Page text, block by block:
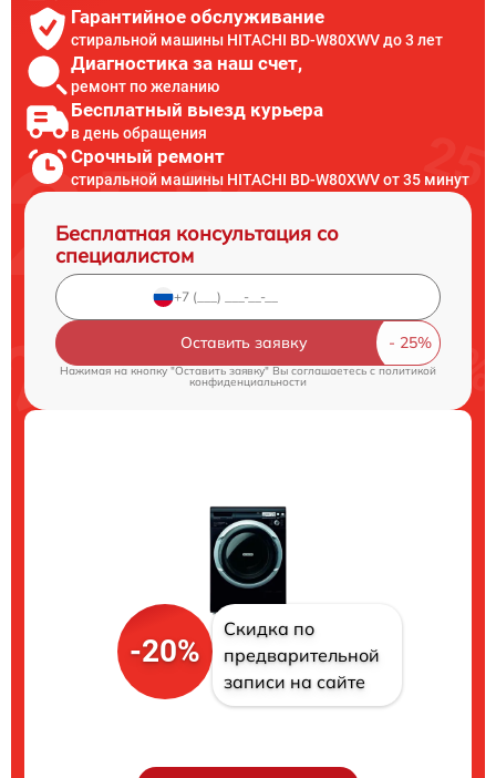
Гарантийное обслуживание
стиральной машины HITACHI BD-W80XWV до 3 лет
Диагностика за наш счет,
ремонт по желанию
Бесплатный выезд курьера
в день обращения
Срочный ремонт
стиральной машины HITACHI BD-W80XWV от 35 минут
Бесплатная консультация со
специалистом
Оставить заявку
Нажимая на кнопку "Оставить заявку" Вы соглашаетесь cполитикой
конфиденциальности
-20%
Скидка по
предварительной
записи на сайте